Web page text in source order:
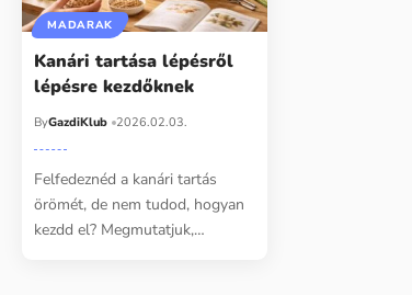
MADARAK
Kanári tartása lépésről
lépésre kezdőknek
ByGazdiKlub 2026.02.03.
Felfedeznéd a kanári tartás
örömét, de nem tudod, hogyan
kezdd el? Megmutatjuk,…